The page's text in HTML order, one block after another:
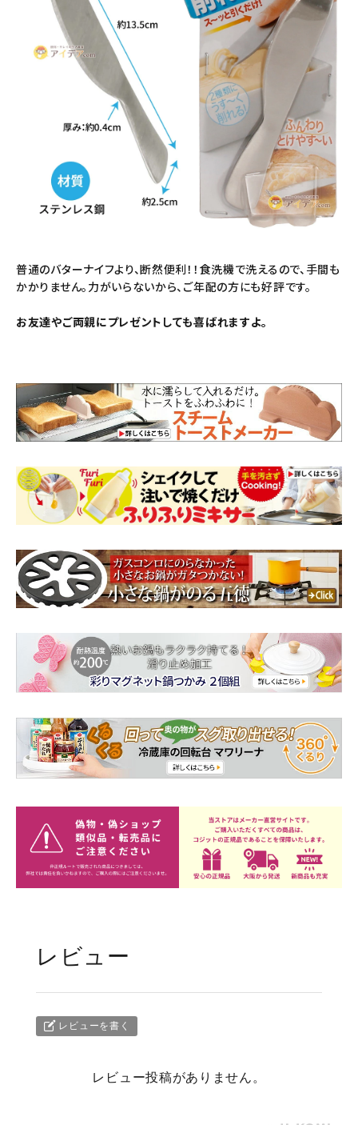
普通のバターナイフより、断然便利！！食洗機で洗えるので、手間も
かかりません。力がいらないから、ご年配の方にも好評です。
お友達やご両親にプレゼントしても喜ばれますよ。
レビュー
レビューを書く
レビュー投稿がありません。